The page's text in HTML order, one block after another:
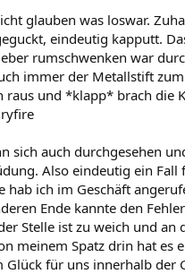
glauben was loswar.
eindeutig kapputt.
rumschwenken war
immer der Metallstift zum
raus und *klapp* brach die
sich auch durchgesehen
Also eindeutig ein Fall
hab ich im Geschäft
Ende kannte den
Stelle ist zu weich und an
meinem Spatz drin hat es
Glück für uns innerhalb der